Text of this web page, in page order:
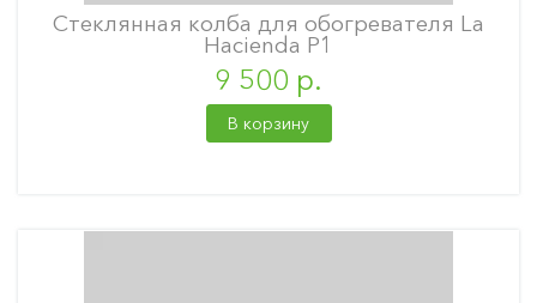
Стеклянная колба для обогревателя La
Hacienda P1
9 500 р.
В корзину